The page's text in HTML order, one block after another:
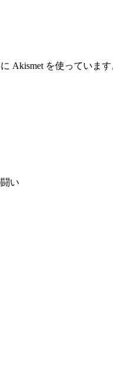
Akismet を使っていま
い